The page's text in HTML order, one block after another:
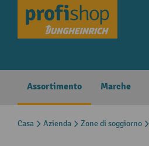
Skip to main navigation
Assortimento Marche
Casa Azienda Zone di soggiorno